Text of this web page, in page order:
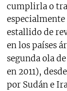
cumplirla o
estallido de
en los países
segunda ola
en 2011),
por Sudán e